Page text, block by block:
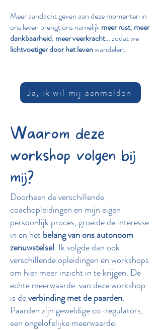
Meer aandacht geven aan deze momenten in
ons leven brengt ons namelijkmeer rust, meer
dankbaarheid, meer veerkracht… zodat we
lichtvoetiger door het levenwandelen.
Ja, ik wil mij aanmelden
Waarom deze
workshop volgen bij
mij?
Doorheen de verschillende
coachopleidingen en mijn eigen
persoonlijk proces, groeide de interesse
in en hetbelang van ons autonoom
zenuwstelsel. Ik volgde dan ook
verschillende opleidingen en workshops
om hier meer inzicht in te krijgen. De
echte meerwaarde van deze workshop
is deverbinding met de paarden.
Paarden zijn geweldige co-regulators,
een ongelofelijke meerwaarde.